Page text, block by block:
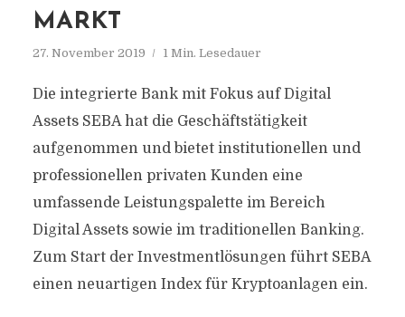
MARKT
27. November 2019 1 Min. Lesedauer
Die integrierte Bank mit Fokus auf Digital
Assets SEBA hat die Geschäftstätigkeit
aufgenommen und bietet institutionellen und
professionellen privaten Kunden eine
umfassende Leistungspalette im Bereich
Digital Assets sowie im traditionellen Banking.
Zum Start der Investmentlösungen führt SEBA
einen neuartigen Index für Kryptoanlagen ein.